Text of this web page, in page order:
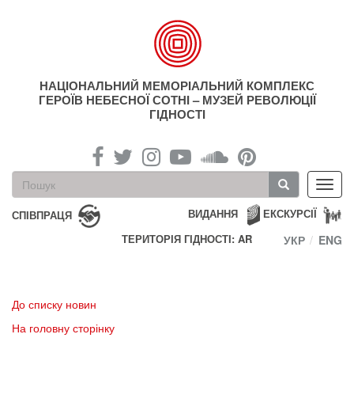
НАЦІОНАЛЬНИЙ МЕМОРІАЛЬНИЙ КОМПЛЕКС
ГЕРОЇВ НЕБЕСНОЇ СОТНІ – МУЗЕЙ РЕВОЛЮЦІЇ
ГІДНОСТІ
Пошукова
форма
Пошук
СПІВПРАЦЯ ЕКСКУРСІЇ
ВИДАННЯ
ТЕРИТОРІЯ ГІДНОСТІ: AR
УКР ENG
До списку новин
На головну сторінку